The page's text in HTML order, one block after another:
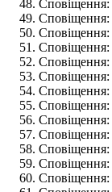
Сповіщення:
Сповіщення:
Сповіщення:
Сповіщення:
Сповіщення:
Сповіщення:
Сповіщення:
Сповіщення:
Сповіщення:
Сповіщення:
Сповіщення:
Сповіщення:
Сповіщення: